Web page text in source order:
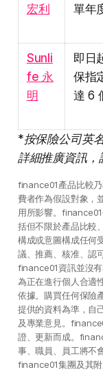
宏利
單年
Sunli
fe 永
明
即日
保指
達 6
*按保險公司英
詳細推廣資訊，
finance01產品比較
費者作為假設對象，
用所影響。
括但不限於產品比較
構成或意圖構成任何
議、推薦、核准、認
finance01資訊並沒
為正在進行個人合適
依據。購買任何保險
提供的資料為準，自
及專業意見。
證、更新而成。
事、職員、員工將不
finance01集團及其